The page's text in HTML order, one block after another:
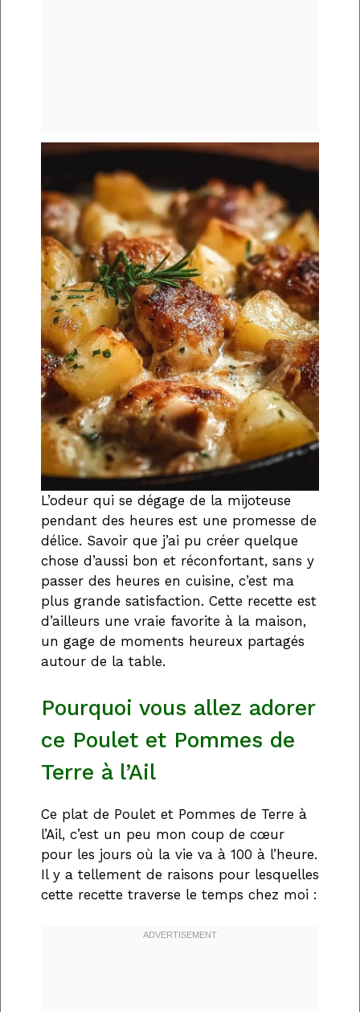
L’odeur qui se dégage de la mijoteuse
pendant des heures est une promesse de
délice. Savoir que j’ai pu créer quelque
chose d’aussi bon et réconfortant, sans y
passer des heures en cuisine, c’est ma
plus grande satisfaction. Cette recette est
d’ailleurs une vraie favorite à la maison,
un gage de moments heureux partagés
autour de la table.
Pourquoi vous allez adorer
ce Poulet et Pommes de
Terre à l’Ail
Ce plat de Poulet et Pommes de Terre à
l’Ail, c’est un peu mon coup de cœur
pour les jours où la vie va à 100 à l’heure.
Il y a tellement de raisons pour lesquelles
cette recette traverse le temps chez moi :